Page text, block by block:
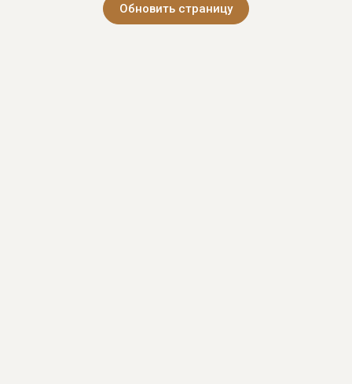
Обновить страницу